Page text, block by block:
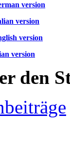
version
version
version
version
den